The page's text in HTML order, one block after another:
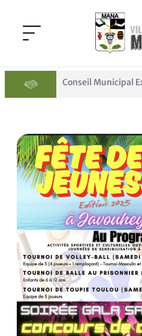
Conseil Municipal Extraordinaire – Ville de Mana du 05 juin 2026